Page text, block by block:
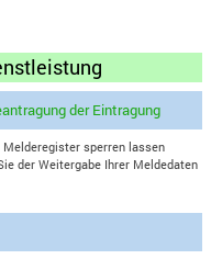
der Eintragung
Melderegister sperren lassen
der Weitergabe Ihrer Meldedaten